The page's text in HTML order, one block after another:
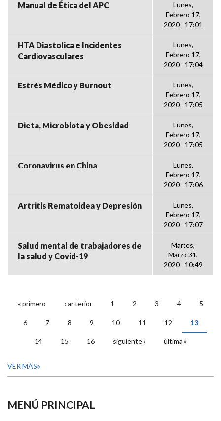
Manual de Ética del APC
Lunes,
Febrero 17,
2020 - 17:01
HTA Diastolica e Incidentes
Cardiovasculares
Lunes,
Febrero 17,
2020 - 17:04
Estrés Médico y Burnout
Lunes,
Febrero 17,
2020 - 17:05
Dieta, Microbiota y Obesidad
Lunes,
Febrero 17,
2020 - 17:05
Coronavirus en China
Lunes,
Febrero 17,
2020 - 17:06
Artritis Rematoidea y Depresión
Lunes,
Febrero 17,
2020 - 17:07
Salud mental de trabajadores de
la salud y Covid-19
Martes,
Marzo 31,
2020 - 10:49
PÁGINAS
« primero ‹ anterior 1 2 3 4 5
6 7 8 9 10 11 12 13
14 15 16 siguiente › última »
VER MÁS
MENÚ PRINCIPAL